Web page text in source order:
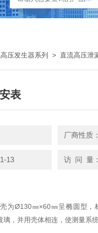
压发生器系列 > 直流高压泄
表
厂商性质
13 访 问 量
为Ø130㎜×60㎜呈椭圆型，
，并用壳体相连，使测量系统